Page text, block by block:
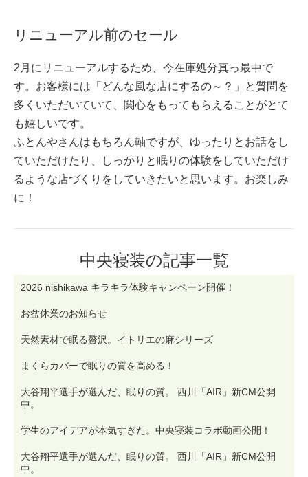
リニューアル前のセール
2月にリニューアルするため、今在庫処分真っ最中で
す。お客様には「どんな風な店にするの～？」と質問を
多くいただいていて、関心をもってもらえることがとて
も嬉しいです。
ふとんやさんはもちろん軸ですが、ゆったりとお話をし
ていただけたり、しっかりと眠りの体験をしていただけ
るような店づくりをしていきたいと思います。お楽しみ
に！
中央寝装の記事一覧
2026 nishikawa キラキラ体験キャンペーン開催！
お盆休業のお知らせ
天然素材で眠る贅沢。イトリエの麻シリーズ
まくらカバーで眠りの質を高める！
大谷翔平選手が選んだ、眠りの質。 西川「AIR」新CM公開
中。
学生のアイデアが本気すぎた。中央寝装コラボ動画公開！
大谷翔平選手が選んだ、眠りの質。 西川「AIR」新CM公開
中。